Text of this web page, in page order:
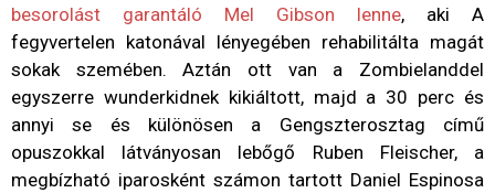
besorolást garantáló Mel Gibson lenne, aki A
fegyvertelen katonával lényegében rehabilitálta magát
sokak szemében. Aztán ott van a Zombielanddel
egyszerre wunderkidnek kikiáltott, majd a 30 perc és
annyi se és különösen a Gengszterosztag című
opuszokkal látványosan lebőgő Ruben Fleischer, a
megbízható iparosként számon tartott Daniel Espinosa